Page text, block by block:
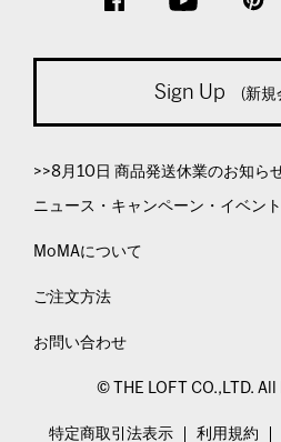
Sign Up (新規
>>8月10日 商品発送休業のお知ら
ニュース・キャンペーン・イベント
MoMAについて
ご注文方法
お問い合わせ
© THE LOFT CO.,LTD.
特定商取引法表示 利用規約